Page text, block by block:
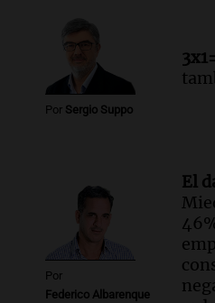
Informados al regreso
Episodios
Por Sergio Suppo
Por
Federico Albarenque
El